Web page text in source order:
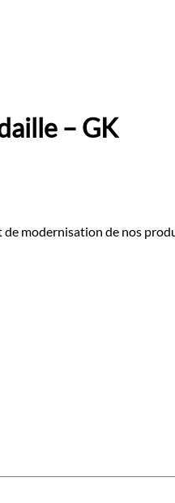
– GK
modernisation de nos